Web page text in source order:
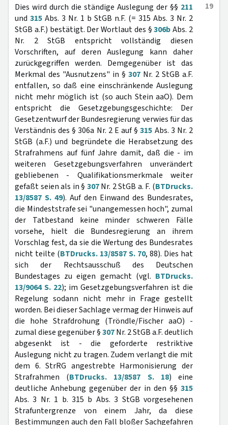
19
Dies wird durch die ständige Auslegung der §§ 211
und 315 Abs. 3 Nr. 1 b StGB n.F. (= 315 Abs. 3 Nr. 2
StGB a.F.) bestätigt. Der Wortlaut des §306bAbs. 2
Nr. 2 StGB entspricht vollständig diesen
Vorschriften, auf deren Auslegung kann daher
zurückgegriffen werden. Demgegenüber ist das
Merkmal des "Ausnutzens" in § 307 Nr. 2 StGB a.F.
entfallen, so daß eine einschränkende Auslegung
nicht mehr möglich ist (so auch Stein aaO). Dem
entspricht die Gesetzgebungsgeschichte: Der
Gesetzentwurf der Bundesregierung verwies für das
Verständnis des § 306a Nr. 2 E auf §315 Abs. 3 Nr. 2
StGB (a.F.) und begründete die Herabsetzung des
Strafrahmens auf fünf Jahre damit, daß die - im
weiteren Gesetzgebungsverfahren unverändert
gebliebenen - Qualifikationsmerkmale weiter
gefaßt seien als in § 307Nr. 2 StGB a. F. (BTDrucks.
13/8587 S. 49). Auf den Einwand des Bundesrates,
die Mindeststrafe sei "unangemessen hoch", zumal
der Tatbestand keine minder schweren Fälle
vorsehe, hielt die Bundesregierung an ihrem
Vorschlag fest, da sie die Wertung des Bundesrates
nicht teilte (BTDrucks. 13/8587 S. 70, 88). Dies hat
sich der Rechtsausschuß des Deutschen
Bundestages zu eigen gemacht (vgl. BTDrucks.
13/9064 S. 22); im Gesetzgebungsverfahren ist die
Regelung sodann nicht mehr in Frage gestellt
worden. Bei dieser Sachlage vermag der Hinweis auf
die hohe Strafdrohung (Tröndle/Fischer aaO) -
zumal diese gegenüber §307Nr. 2 StGB a.F. deutlich
abgesenkt ist - die geforderte restriktive
Auslegung nicht zu tragen. Zudem verlangt die mit
dem 6. StrRG angestrebte Harmonisierung der
Strafrahmen (BTDrucks. 13/8587 S. 18) eine
deutliche Anhebung gegenüber der in den §§ 315
Abs. 3 Nr. 1 b. 315 b Abs. 3 StGB vorgesehenen
Strafuntergrenze von einem Jahr, da diese
Bestimmungen auch den Fall bloßer Sachgefahren